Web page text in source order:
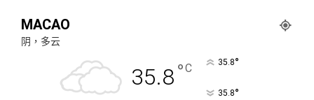
MACAO
阴，多云
35.8°C 35.8°
35.8°